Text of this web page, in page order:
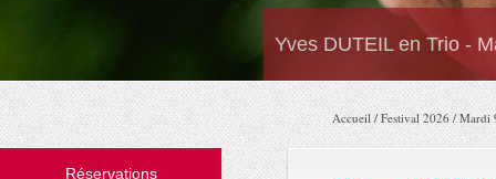
Yves DUTEIL en Trio -
Réservations
Accueil /Festival 2026/Mardi